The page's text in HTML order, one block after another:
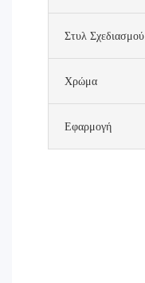
Στυλ Σχεδιασμού
Χρώμα
Εφαρμογή